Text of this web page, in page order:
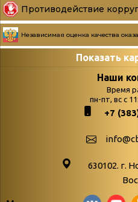
Противодействие
Независимая оценка качества
Показать
Страницы
podvedenie-itogov-festivalya-
paskhalnaya-palitra
Наши
Время
пн-пт, вс с
+7
630102. г.